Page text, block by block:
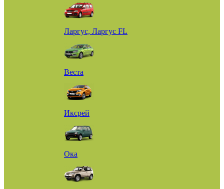
Ларгус, Ларгус FL
Веста
Иксрей
Ока